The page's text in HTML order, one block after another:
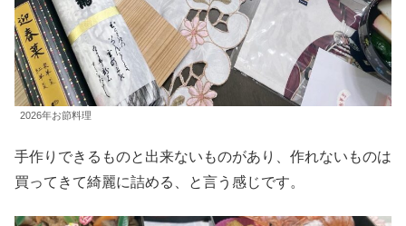
2026年お節料理
手作りできるものと出来ないものがあり、作れないものは
買ってきて綺麗に詰める、と言う感じです。